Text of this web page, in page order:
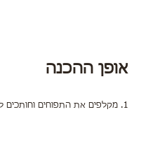
אופן ההכנה
1. מקלפים את התפוחים וחותכים לקוביות.